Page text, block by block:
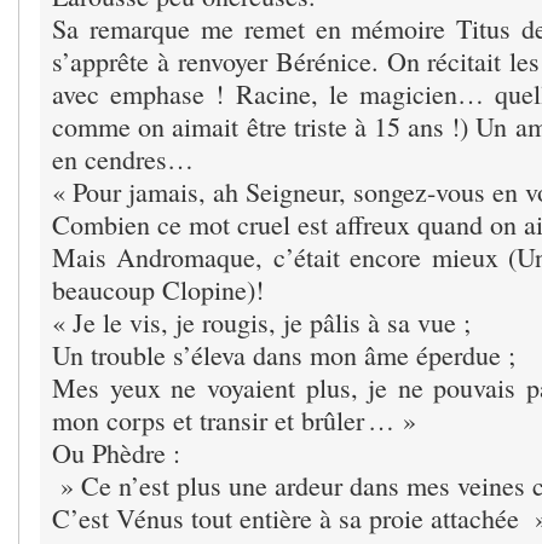
Sa remarque me remet en mémoire Titus
s’apprête à renvoyer Bérénice. On récitait
avec emphase ! Racine, le magicien…
comme on aimait être triste à 15 ans !) Un
en cendres…
« Pour jamais, ah Seigneur, songez-vous en
Combien ce mot cruel est affreux quand on
Mais Andromaque, c’était encore mieux
beaucoup Clopine)!
« Je le vis, je rougis, je pâlis à sa vue ;
Un trouble s’éleva dans mon âme éperdue ;
Mes yeux ne voyaient plus, je ne pouvais
mon corps et transir et brûler … »
Ou Phèdre :
» Ce n’est plus une ardeur dans mes veines
C’est Vénus tout entière à sa proie attachée